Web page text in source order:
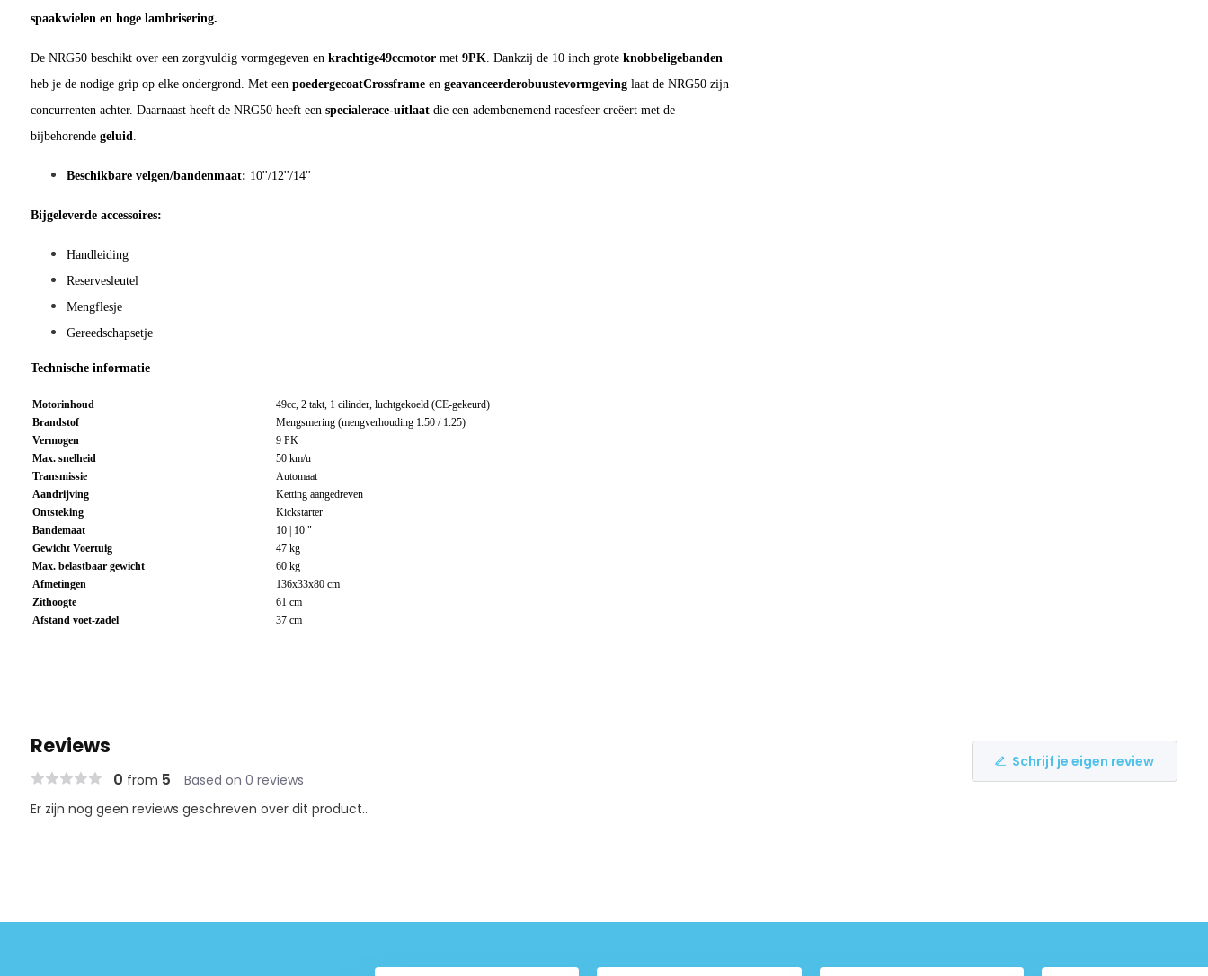
spaakwielen en hoge lambrisering.
De NRG50 beschikt over een zorgvuldig vormgegeven en krachtige49ccmotormet 9PK. Dankzij de 10 inch grote knobbeligebanden
heb je de nodige grip op elke ondergrond. Met een poedergecoatCrossframeen geavanceerderobuustevormgevinglaat de NRG50 zijn
concurrenten achter. Daarnaast heeft de NRG50 heeft een specialerace-uitlaatdie een adembenemend racesfeer creëert met de
bijbehorende geluid.
Beschikbare velgen/bandenmaat: 10''/12''/14''
Bijgeleverde accessoires:
Handleiding
Reservesleutel
Mengflesje
Gereedschapsetje
Technische informatie
Motorinhoud
49cc, 2 takt, 1 cilinder, luchtgekoeld (CE-gekeurd)
Brandstof
Mengsmering (mengverhouding 1:50 / 1:25)
Vermogen
9 PK
Max. snelheid
50 km/u
Transmissie
Automaat
Aandrijving
Ketting aangedreven
Ontsteking
Kickstarter
Bandemaat
10 | 10 "
Gewicht Voertuig
47 kg
Max. belastbaar gewicht
60 kg
Afmetingen
136x33x80 cm
Zithoogte
61 cm
Afstand voet-zadel
37 cm
Reviews
0 from 5 Based on 0 reviews
Schrijf je eigen review
Er zijn nog geen reviews geschreven over dit product..